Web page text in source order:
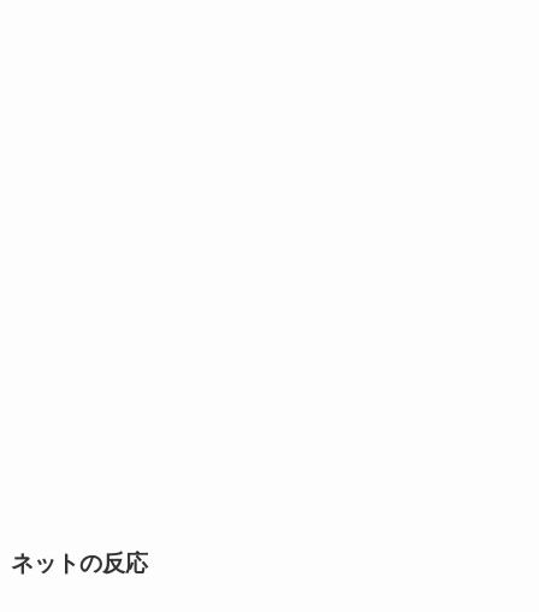
ネットの反応